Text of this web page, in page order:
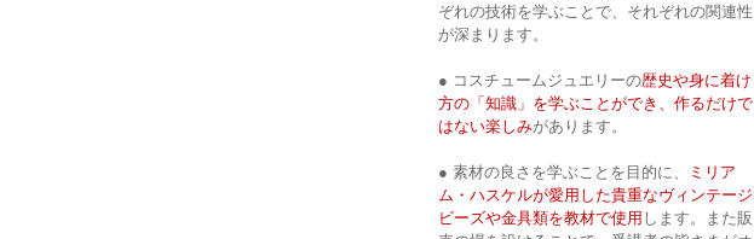
ぞれの技術を学ぶことで、それぞれの関連性
が深まります。
● コスチュームジュエリーの歴史や身に着け
方の「知識」を学ぶことができ、作るだけで
はない楽しみがあります。
● 素材の良さを学ぶことを目的に、
ミリア
ム・ハスケルが愛用した貴重なヴィンテージ
ビーズや金具類を教材で使用 します。また販